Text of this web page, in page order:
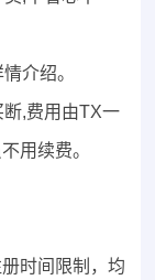
介绍。
,费用由TX一
用续费。
时间限制，均